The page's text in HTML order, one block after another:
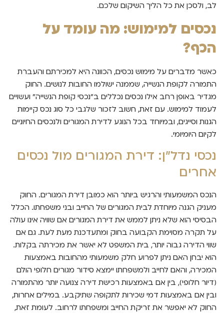
לב, ולסכן את כל הליך השיקום שלכם.
נכסים למימוש: מה עומד על
הכף?
כאשר מדברים על מימוש נכסים, הכוונה היא למכירתם והעברת
התמורה לקופת הנשייה, שממנה ישולמו החובות לנושים. החוק
מגדיר באופן רחב אילו נכסים נכללים ב"נכסי קופת הנשייה" ועשויים
לעמוד למימוש. עם זאת, חשוב לזכור שלגבי כל סוג נכס קיימות
הגנות וסייגים, ובמיוחד בכל הנוגע לדירת המגורים ולנכסים החיוניים
לקיום היומיומי.
נכסי נדל"ן: דירת המגורים מול נכסים
אחרים
הנכס המשמעותי והרגיש ביותר הוא כמובן דירת המגורים. החוק
מעניק הגנה מיוחדת לבית המגורים של החייב ובני משפחתו. הכלל
הבסיסי הוא שלא ניתן לממש את דירת המגורים אם שוויה אינו עולה
על תקרה מסוימת הקבועה בחוק ומתעדכנת מעת לעת. גם אם
שווי הדירה גבוה יותר, בית המשפט לא יאשר את מכירתה בקלות.
הוא יבחן האם ניתן לפרוע חלק משמעותי מהחובות באמצעות
המכירה, והאם לחייב ולמשפחתו יימצא סידור מגורים חלופי הולם
(דיור חלופי), בין אם באמצעות רכישת דירה צנועה יותר מהתמורה
ובין אם באמצעות דמי שכירות לתקופה שתיקבע. במילים אחרות,
החוק לא יאפשר את זריקת החייב ומשפחתו לרחוב. לעומת זאת,